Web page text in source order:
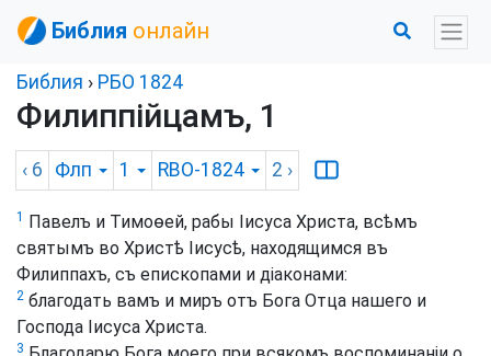
Библия онлайн
Библия › РБО 1824
Филиппійцамъ, 1
‹ 6 Флп 1 RBO-1824 2 ›
1
Павелъ и Тимоѳей, рабы Іисуса Христа, всѣмъ
святымъ во Христѣ Іисусѣ, находящимся въ
Филиппахъ, съ епископами и діаконами:
2 благодать вамъ и миръ отъ Бога Отца нашего и
Господа Іисуса Христа.
3